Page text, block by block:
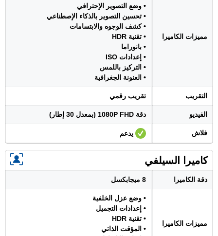
مميزات الكاميرا
• وضع التصوير الإحترافي
• تحسين التصوير بالذكاء الإصطناعي
• كشف الوجوه والابتسامات
• تقنية HDR
• بانوراما
• إعدادات ISO
• التركيز باللمس
• العنونة الجغرافية
التقريب تقريب رقمي
الفيديو دقة 1080P FHD (بمعدل 30 إطار)
فلاش يدعم
كاميرا السيلفي
دقة الكاميرا 8 ميجابكسل
مميزات الكاميرا
• وضع عزل الخلفية
• إعدادات التجميل
• تقنية HDR
• المؤقت الذاتي